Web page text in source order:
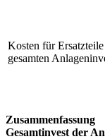
Kosten für
gesamten
Gesamtinvest der